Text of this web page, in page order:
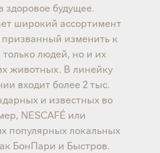
здоровое будущее.
широкий ассортимент
призванный изменить к
людей, но и их
животных. В линейку
входит более 2 тыс.
и известных во
NESCAFÉ или
популярных локальных
БонПари и Быстров.